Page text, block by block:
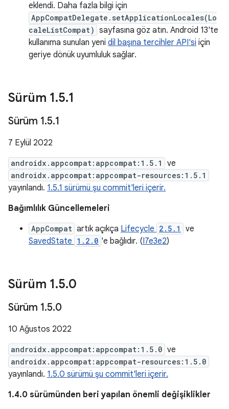
eklendi. Daha fazla bilgi için
AppCompatDelegate.setApplicationLocales(Lo
caleListCompat) sayfasına göz atın. Android 13'te
kullanıma sunulan yeni dil başına tercihler API'si için
geriye dönük uyumluluk sağlar.
Sürüm 1.5.1
Sürüm 1.5.1
7 Eylül 2022
androidx.appcompat:appcompat:1.5.1 ve
androidx.appcompat:appcompat-resources:1.5.1
yayınlandı. 1.5.1 sürümü şu commit'leri içerir.
Bağımlılık Güncellemeleri
AppCompat artık açıkça Lifecycle 2.5.1
ve
SavedState 1.2.0 'e bağlıdır. (I7e3e2)
Sürüm 1.5.0
Sürüm 1.5.0
10 Ağustos 2022
androidx.appcompat:appcompat:1.5.0 ve
androidx.appcompat:appcompat-resources:1.5.0
yayınlandı. 1.5.0 sürümü şu commit'leri içerir.
1.4.0 sürümünden beri yapılan önemli değişiklikler